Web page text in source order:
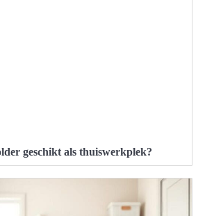
geschikt als thuiswerkplek?